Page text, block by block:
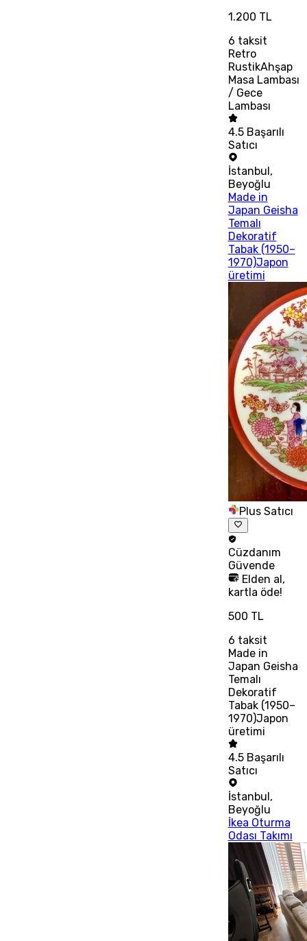
1.200 TL
6 taksit
Retro
RustikAhşap
Masa Lambası
/ Gece
Lambası
4.5 Başarılı
Satıcı
İstanbul,
Beyoğlu
Made in
Japan Geisha
Temalı
Dekoratif
Tabak (1950–
1970)Japon
üretimi
Plus Satıcı
Cüzdanım
Güvende
Elden al,
kartla öde!
500 TL
6 taksit
Made in
Japan Geisha
Temalı
Dekoratif
Tabak (1950–
1970)Japon
üretimi
4.5 Başarılı
Satıcı
İstanbul,
Beyoğlu
İkea Oturma
Odası Takımı